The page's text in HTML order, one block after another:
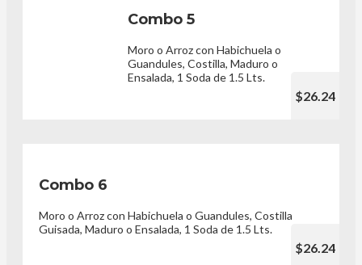
Combo 5
Moro o Arroz con Habichuela o
Guandules, Costilla, Maduro o
Ensalada, 1 Soda de 1.5 Lts.
$26.24
Combo 6
Moro o Arroz con Habichuela o Guandules, Costilla
Guisada, Maduro o Ensalada, 1 Soda de 1.5 Lts.
$26.24